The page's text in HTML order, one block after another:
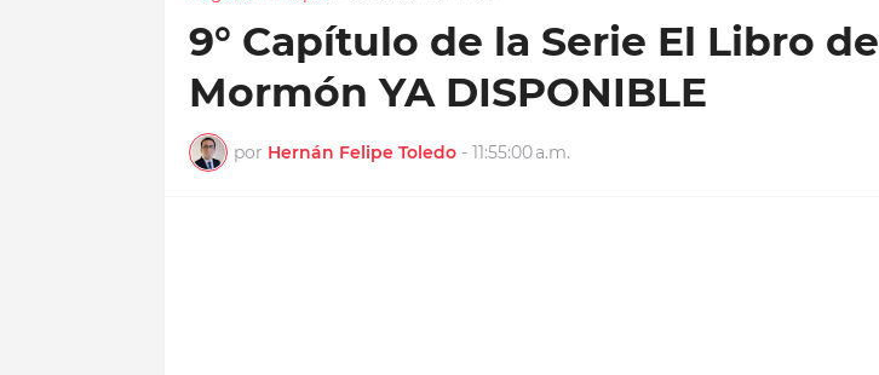
9° Capítulo de la Serie El Libro de
Mormón YA DISPONIBLE
por Hernán Felipe Toledo - 11:55:00 a.m.